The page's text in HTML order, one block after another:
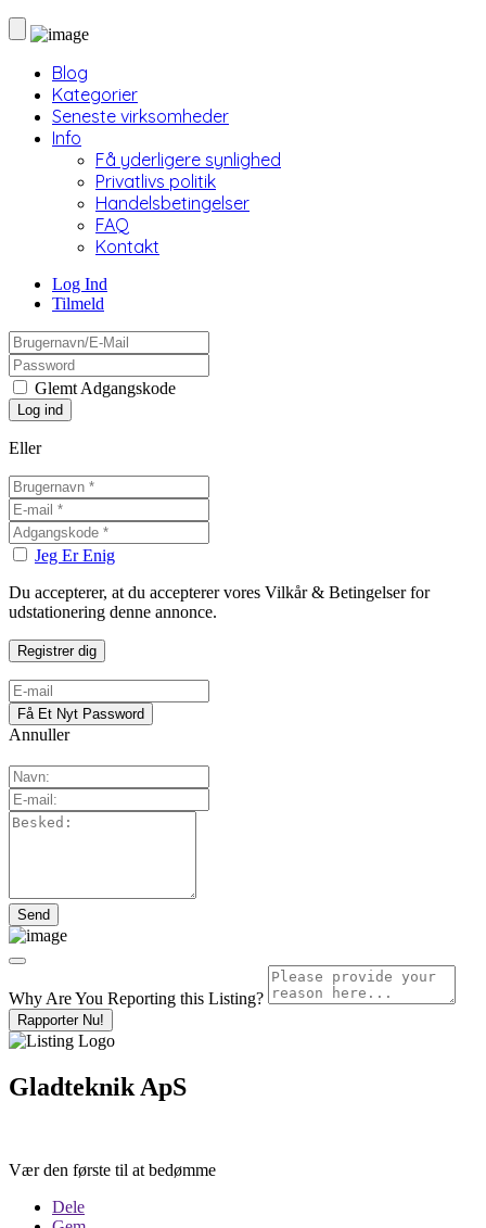
Blog
Kategorier
Seneste virksomheder
Info
Få yderligere synlighed
Privatlivs politik
Handelsbetingelser
FAQ
Kontakt
Log Ind
Tilmeld
Glemt Adgangskode
Eller
Jeg Er Enig
Du accepterer, at du accepterer vores Vilkår & Betingelser for
udstationering denne annonce.
Annuller
Why Are You Reporting this Listing?
Rapporter Nu!
Gladteknik ApS
Vær den første til at bedømme
Dele